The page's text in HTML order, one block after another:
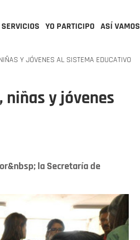
SERVICIOS YO PARTICIPO ASÍ VAMOS
Y JÓVENES AL SISTEMA EDUCATIVO
niñas y jóvenes
la Secretaría de